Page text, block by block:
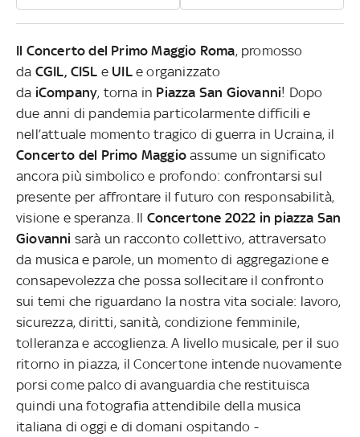
Il Concerto del Primo Maggio Roma, promosso
da CGIL, CISL e UILe organizzato
da iCompany, torna in Piazza San Giovanni! Dopo
due anni di pandemia particolarmente difficili e
nell’attuale momento tragico di guerra in Ucraina, il
Concerto del Primo Maggioassume un significato
ancora più simbolico e profondo: confrontarsi sul
presente per affrontare il futuro con responsabilità,
visione e speranza. Il Concertone 2022 in piazza San
Giovanni sarà un racconto collettivo, attraversato
da musica e parole, un momento di aggregazione e
consapevolezza che possa sollecitare il confronto
sui temi che riguardano la nostra vita sociale: lavoro,
sicurezza, diritti, sanità, condizione femminile,
tolleranza e accoglienza. A livello musicale, per il suo
ritorno in piazza, il Concertone intende nuovamente
porsi come palco di avanguardia che restituisca
quindi una fotografia attendibile della musica
italiana di oggi e di domani ospitando -